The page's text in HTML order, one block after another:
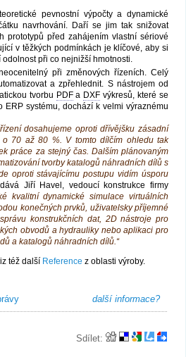
pevnostní výpočty a dynamické
navrhování. Daří se jim tak snižovat
prototypů před zahájením vlastní sériové
v těžkých podmínkách je klíčové, aby si
při co nejnižší hmotnosti.
při změnových řízeních. Celý
a zpřehlednit. S nástrojem od
tvorbu PDFa DXF výkresů, které se
ERP systému, dochází k velmi výraznému
dosahujeme oproti dřívějšku zásadní
70 až 80 %. V tomto dílčím ohledu tak
práce za stejný čas. Dalším plánovaným
tvorby katalogů náhradních dílů s
oproti stávajícímu postupu vidím úsporu
Jiří Havel, vedoucí konstrukce firmy
kvalitní dynamické simulace virtuálních
konečných prvků, uživatelsky příjemné
konstrukčních dat, 2D nástroje pro
obvodů a hydrauliky nebo aplikaci pro
a katalogů náhradních dílů.“
též další Reference z oblasti výroby.
další informace?
Sdílet: